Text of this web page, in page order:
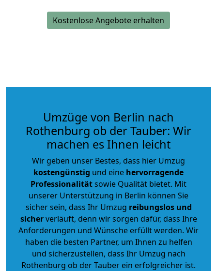
Kostenlose Angebote erhalten
Umzüge von Berlin nach
Rothenburg ob der Tauber: Wir
machen es Ihnen leicht
Wir geben unser Bestes, dass hier Umzug
kostengünstig und eine hervorragende
Professionalitätsowie Qualität bietet. Mit
unserer Unterstützung in Berlin können Sie
sicher sein, dass Ihr Umzug reibungslos und
sicherverläuft, denn wir sorgen dafür, dass Ihre
Anforderungen und Wünsche erfüllt werden. Wir
haben die besten Partner, um Ihnen zu helfen
und sicherzustellen, dass Ihr Umzug nach
Rothenburg ob der Tauber ein erfolgreicher ist.